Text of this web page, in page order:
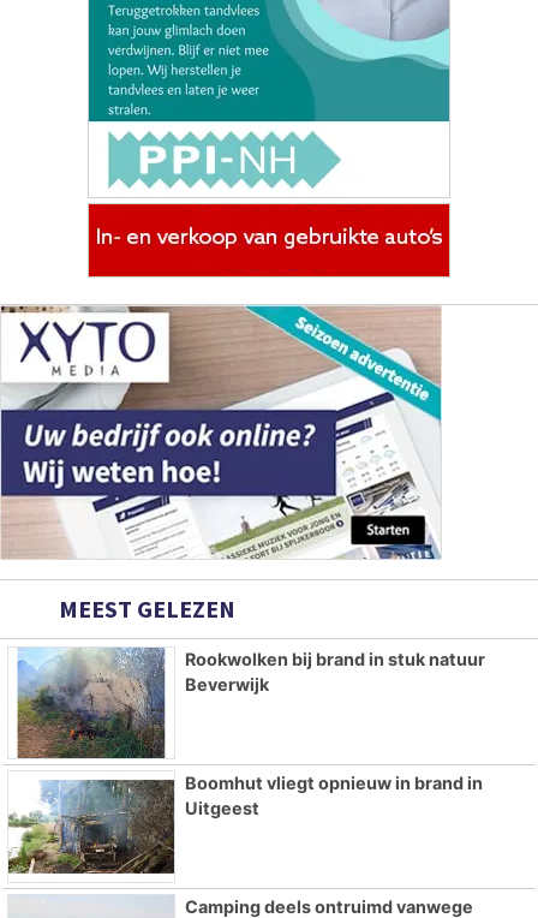
MEEST GELEZEN
Rookwolken bij brand in stuk natuur
Beverwijk
Boomhut vliegt opnieuw in brand in
Uitgeest
Camping deels ontruimd vanwege